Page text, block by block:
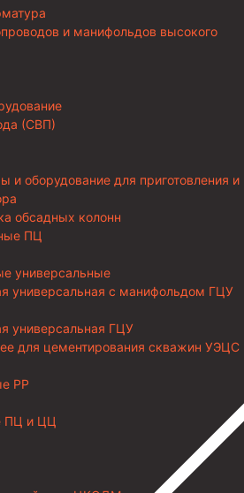
и манифольдов высокого
(СВП)
и оборудование для приготовления и
обсадных колонн
ПЦ
универсальные
универсальная с манифольдом ГЦУ
универсальная ГЦУ
для цементирования скважин УЭЦС
РР
ПЦ и ЦЦ